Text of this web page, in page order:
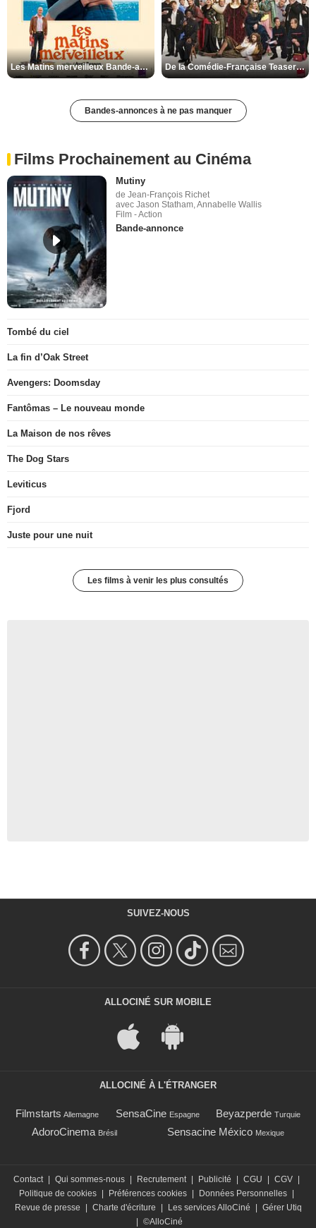
Les Matins merveilleux Bande-annonce VF De la Comédie-Française Teaser VF
Bandes-annonces à ne pas manquer
Films Prochainement au Cinéma
Mutiny
de Jean-François Richet
avec Jason Statham, Annabelle Wallis
Film - Action
Bande-annonce
Tombé du ciel
La fin d’Oak Street
Avengers: Doomsday
Fantômas – Le nouveau monde
La Maison de nos rêves
The Dog Stars
Leviticus
Fjord
Juste pour une nuit
Les films à venir les plus consultés
SUIVEZ-NOUS
ALLOCINÉ SUR MOBILE
ALLOCINÉ À L'ÉTRANGER
Filmstarts Allemagne SensaCine Espagne Beyazperde Turquie
AdoroCinema Brésil Sensacine México Mexique
Contact Qui sommes-nous Recrutement Publicité CGU CGV
Politique de cookies
Préférences cookies Données Personnelles
Revue de presse
Charte d'écriture Les services AlloCiné
Gérer Utiq
©AlloCiné